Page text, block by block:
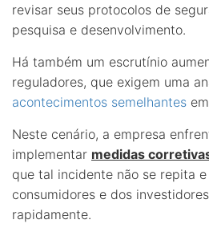
revisar seus protocolos de
pesquisa e desenvolvimento.
Há também um escrutínio
reguladores, que exigem uma
acontecimentos semelhantes
Neste cenário, a empresa
implementar medidas
que tal incidente não se repita
consumidores e dos
rapidamente.